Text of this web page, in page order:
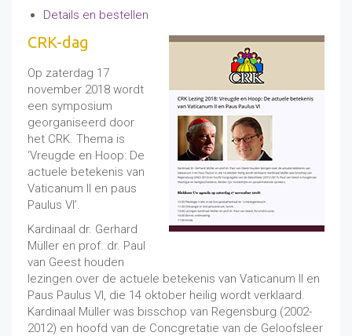
Details en bestellen
CRK-dag
Op zaterdag 17
november 2018 wordt
een symposium
georganiseerd door
het CRK. Thema is
‘Vreugde en Hoop: De
actuele betekenis van
Vaticanum II en paus
Paulus VI’.
Kardinaal dr. Gerhard
Müller en prof. dr. Paul
van Geest houden
lezingen over de actuele betekenis van Vaticanum II en
Paus Paulus VI, die 14 oktober heilig wordt verklaard.
Kardinaal Müller was bisschop van Regensburg (2002-
2012) en hoofd van de Concgretatie van de Geloofsleer